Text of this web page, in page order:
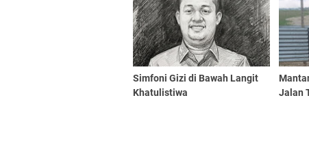
​Simfoni Gizi di Bawah Langit
Khatulistiwa
Jalan